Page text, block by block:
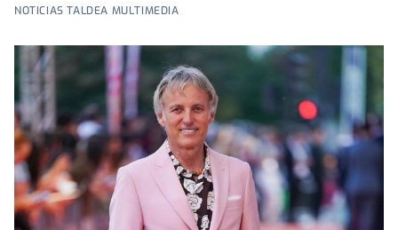
NOTICIAS TALDEA MULTIMEDIA